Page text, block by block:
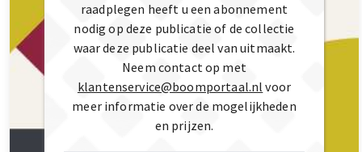
raadplegen heeft u een abonnement
nodig op deze publicatie of de collectie
waar deze publicatie deel van uitmaakt.
Neem contact op met
klantenservice@boomportaal.nl voor
meer informatie over de mogelijkheden
en prijzen.